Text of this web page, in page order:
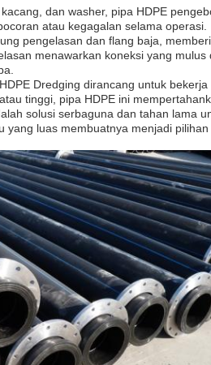
dan washer, pipa HDPE
atau kegagalan selama operasi.
pengelasan dan flang baja,
menawarkan koneksi yang
Dredging dirancang untuk
tinggi, pipa HDPE ini
solusi serbaguna dan tahan lama
yang luas membuatnya menjadi